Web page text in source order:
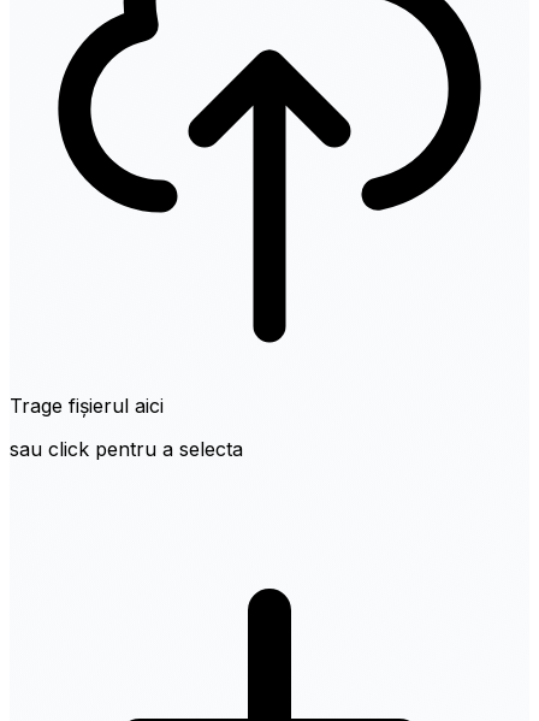
Trage fișierul aici
sau click pentru a selecta